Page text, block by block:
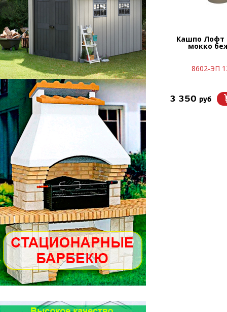
Кашпо Лофт
мокко
8602-ЭП
3 350 руб